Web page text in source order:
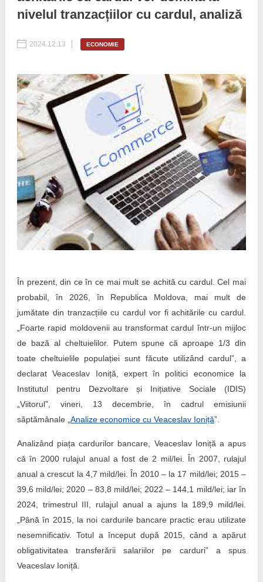
Inițiative în derulare
Inițiative desfășurate
Manual de proceduri
Note & poziții​
Organigrama IDIS
Anunțuri
Consiliul consulativ internațional IDIS
Politici regionale
Bunele practici
Laborator sociometric
Transparența guvernării locale
People Watch
Proces democratic
Agenda Națională de Business
Puterea hibridă
15 minute de realism economic
Aplică la BUNELE PRACTICI
Transparența întreprinderilor de stat
Cele mai bune și cele mai proaste politici locale din
Democrația, independența și transparența instituțiilor
publice-cheie din Moldova
Achiziții publice
Achizițiile publice în vizorul societății civile
nivelul tranzacțiilor cu cardul, analiză
2024.12.13 ECONOMIE
În prezent, din ce în ce mai mult se achită cu cardul. Cel mai
probabil, în 2026, în Republica Moldova, mai mult de
jumătate din tranzacțiile cu cardul vor fi achitările cu cardul.
„Foarte rapid moldovenii au transformat cardul într-un mijloc
de bază al cheltuielilor. Putem spune că aproape 1/3 din
toate cheltuielile populației sunt făcute utilizând cardul”, a
declarat Veaceslav Ioniță, expert în politici economice la
Institutul pentru Dezvoltare și Inițiative Sociale (IDIS)
„Viitorul”, vineri, 13 decembrie, în cadrul emisiunii
săptămânale „ Analize economice cu Veaceslav Ioniță”.
Analizând piața cardurilor bancare, Veaceslav Ioniță a apus
că în 2000 rulajul anual a fost de 2 mil/lei. În 2007, rulajul
anual a crescut la 4,7 mild/lei. În 2010 – la 17 mild/lei; 2015 –
39,6 mild/lei; 2020 – 83,8 mild/lei; 2022 – 144,1 mild/lei; iar în
2024, trimestrul III, rulajul anual a ajuns la 189,9 mild/lei.
„Până în 2015, la noi cardurile bancare practic erau utilizate
nesemnificativ. Totul a început după 2015, când a apărut
obligativitatea transferării salariilor pe carduri” a spus
Veaceslav Ioniță.